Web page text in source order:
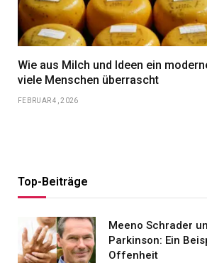
Wie aus Milch und Ideen ein
viele Menschen überrascht
FEBRUAR 4, 2026
Top-Beiträge
Meeno Schrader
Parkinson: Ein
Offenheit